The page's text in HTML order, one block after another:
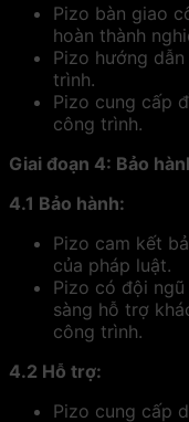
Pizo bàn giao
hoàn thành
Pizo hướng
trình.
Pizo cung cấp
công trình.
Giai đoạn 4: Bảo
4.1 Bảo hành:
Pizo cam kết
của pháp luật.
Pizo có đội
sàng hỗ trợ
công trình.
4.2 Hỗ trợ:
Pizo cung cấp